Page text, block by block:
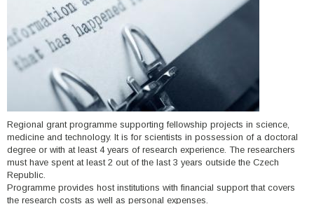
Regional grant programme supporting fellowship projects in science,
medicine and technology. It is for scientists in possession of a doctoral
degree or with at least 4 years of research experience. The researchers
must have spent at least 2 out of the last 3 years outside the Czech
Republic.
Programme provides host institutions with financial support that covers
the research costs as well as personal expenses.